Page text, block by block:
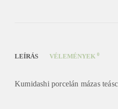
LEÍRÁS VÉLEMÉNYEK 0
Kumidashi porcelán mázas